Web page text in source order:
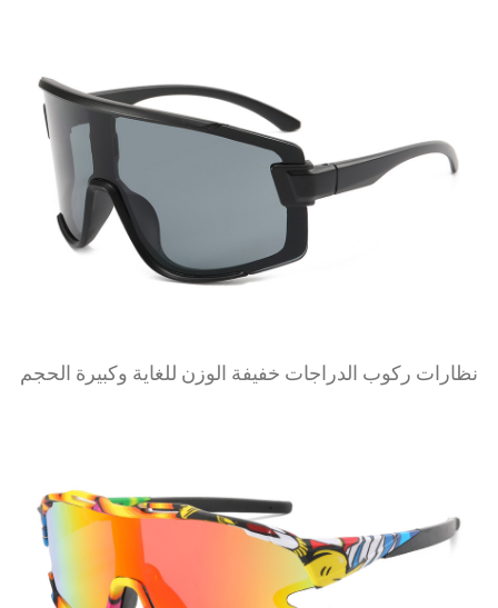
نظارات ركوب الدراجات خفيفة الوزن للغاية وكبيرة الحجم
عرض المزيد